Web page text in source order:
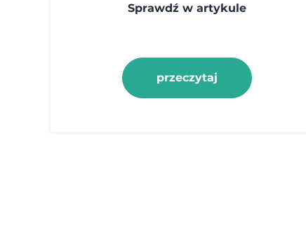
Sprawdź w artykule
przeczytaj